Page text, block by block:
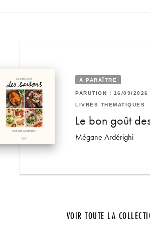
PAGES
: 04/02/2026 176 PAGES
THÉMATIQUES
de Turquie
Firat Goncu
À PARAÎTRE
PARUTION : 16/09/2026
LIVRES THÉMATIQUES
Le bon goût
Mégane Ardérighi
VOIR TOUTE LA